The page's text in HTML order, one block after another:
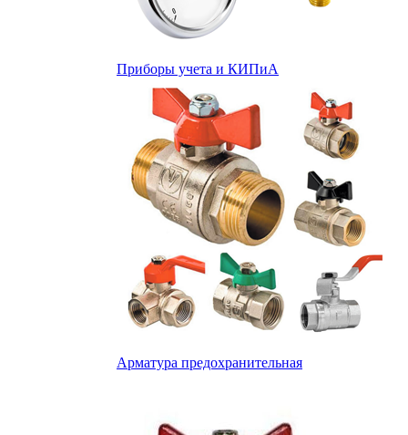
Приборы учета и КИПиА
Арматура предохранительная